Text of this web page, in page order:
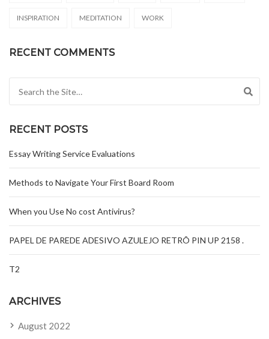
INSPIRATION MEDITATION WORK
RECENT COMMENTS
RECENT POSTS
Essay Writing Service Evaluations
Methods to Navigate Your First Board Room
When you Use No cost Antivirus?
PAPEL DE PAREDE ADESIVO AZULEJO RETRÔ PIN UP 2158 .
T2
ARCHIVES
August 2022